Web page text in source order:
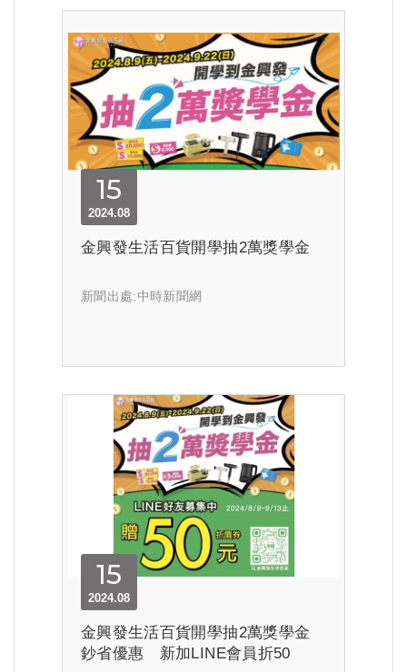
15
2024.08
金興發生活百貨開學抽2萬獎學金
新聞出處:中時新聞網
15
2024.08
金興發生活百貨開學抽2萬獎學金
鈔省優惠 新加LINE會員折50